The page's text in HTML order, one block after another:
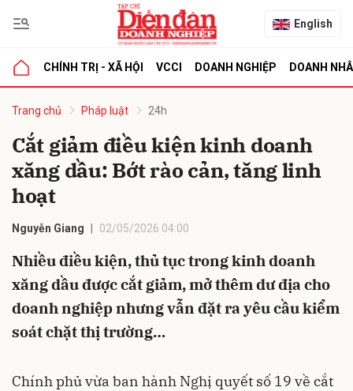
English
CHÍNH TRỊ - XÃ HỘI VCCI DOANH NGHIỆP DOANH
Trang chủ Pháp luật 24h
Cắt giảm điều kiện kinh doanh
xăng dầu: Bớt rào cản, tăng linh
hoạt
Nguyễn Giang 02/05/2026 04:00
Nhiều điều kiện, thủ tục trong kinh doanh
xăng dầu được cắt giảm, mở thêm dư địa cho
doanh nghiệp nhưng vẫn đặt ra yêu cầu kiểm
soát chặt thị trường…
Chính phủ vừa ban hành Nghị quyết số 19 về cắt
luận
Hủy